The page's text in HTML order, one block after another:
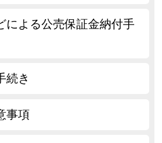
による公売保証金納付手
続き
事項